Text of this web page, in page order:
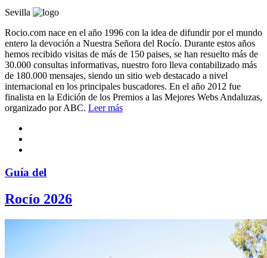
Sevilla
Rocio.com nace en el año 1996 con la idea de difundir por el mundo
entero la devoción a Nuestra Señora del Rocío. Durante estos años
hemos recibido visitas de más de 150 paises, se han resuelto más de
30.000 consultas informativas, nuestro foro lleva contabilizado más
de 180.000 mensajes, siendo un sitio web destacado a nivel
internacional en los principales buscadores. En el año 2012 fue
finalista en la Edición de los Premios a las Mejores Webs Andaluzas,
organizado por ABC. Leer más
Guía del
Rocío 2026